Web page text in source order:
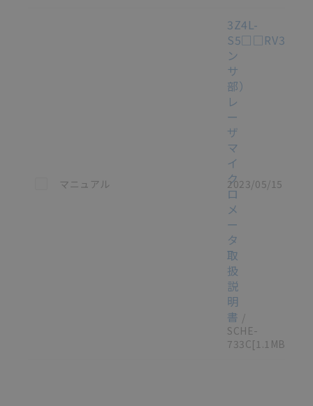
この資料を選択
マニュアル
3Z4L-
S5□□RV3（セ
ン
サ
部）
レ
ー
ザ
マ
イ
ク
ロ
メ
ー
タ
取
扱
説
明
書 /
SCHE-
733C[1.1MB]
2023/05/15